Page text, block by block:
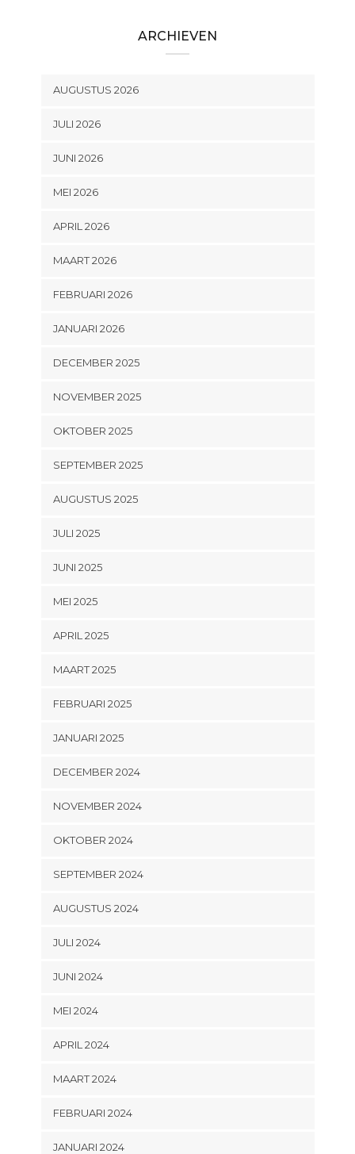
ARCHIEVEN
AUGUSTUS 2026
JULI 2026
JUNI 2026
MEI 2026
APRIL 2026
MAART 2026
FEBRUARI 2026
JANUARI 2026
DECEMBER 2025
NOVEMBER 2025
OKTOBER 2025
SEPTEMBER 2025
AUGUSTUS 2025
JULI 2025
JUNI 2025
MEI 2025
APRIL 2025
MAART 2025
FEBRUARI 2025
JANUARI 2025
DECEMBER 2024
NOVEMBER 2024
OKTOBER 2024
SEPTEMBER 2024
AUGUSTUS 2024
JULI 2024
JUNI 2024
MEI 2024
APRIL 2024
MAART 2024
FEBRUARI 2024
JANUARI 2024